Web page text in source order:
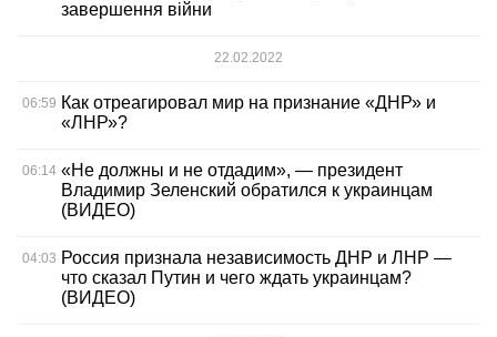
завершення війни
22.02.2022
06:59 Как отреагировал мир на признание «ДНР» и
«ЛНР»?
06:14 «Не должны и не отдадим», — президент
Владимир Зеленский обратился к украинцам
(ВИДЕО)
04:03 Россия признала независимость ДНР и ЛНР —
что сказал Путин и чего ждать украинцам?
(ВИДЕО)